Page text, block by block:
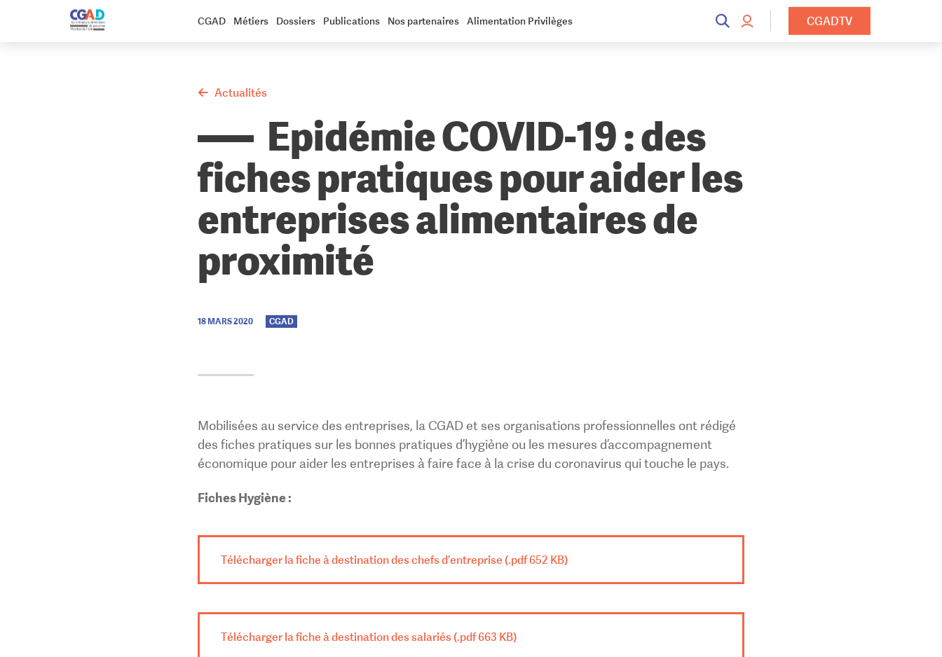
CGAD Métiers Dossiers Publications Nos partenaires Alimentation Privilèges CGADTV
Actualités
Epidémie COVID-19 : des
fiches pratiques pour aider les
entreprises alimentaires de
proximité
18 MARS 2020 CGAD
Mobilisées au service des entreprises, la CGAD et ses organisations professionnelles ont rédigé
des fiches pratiques sur les bonnes pratiques d’hygiène ou les mesures d’accompagnement
économique pour aider les entreprises à faire face à la crise du coronavirus qui touche le pays.
Fiches Hygiène :
Télécharger la fiche à destination des chefs d’entreprise (.pdf 652 KB)
Télécharger la fiche à destination des salariés (.pdf 663 KB)